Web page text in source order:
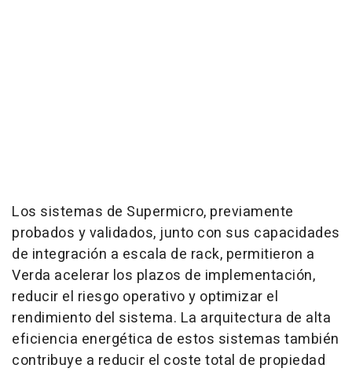
Los sistemas de Supermicro, previamente
probados y validados, junto con sus capacidades
de integración a escala de rack, permitieron a
Verda acelerar los plazos de implementación,
reducir el riesgo operativo y optimizar el
rendimiento del sistema. La arquitectura de alta
eficiencia energética de estos sistemas también
contribuye a reducir el coste total de propiedad